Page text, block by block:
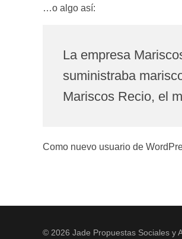
…o algo así:
La empresa
suministraba
Mariscos Recio, el
Como nuevo usuario de
© 2026 Jade Propuestas Sociales y